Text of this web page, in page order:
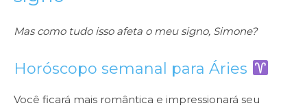
Mas como tudo isso afeta o meu signo, Simone?
Horóscopo semanal para Áries
Você ficará mais romântica e impressionará seu